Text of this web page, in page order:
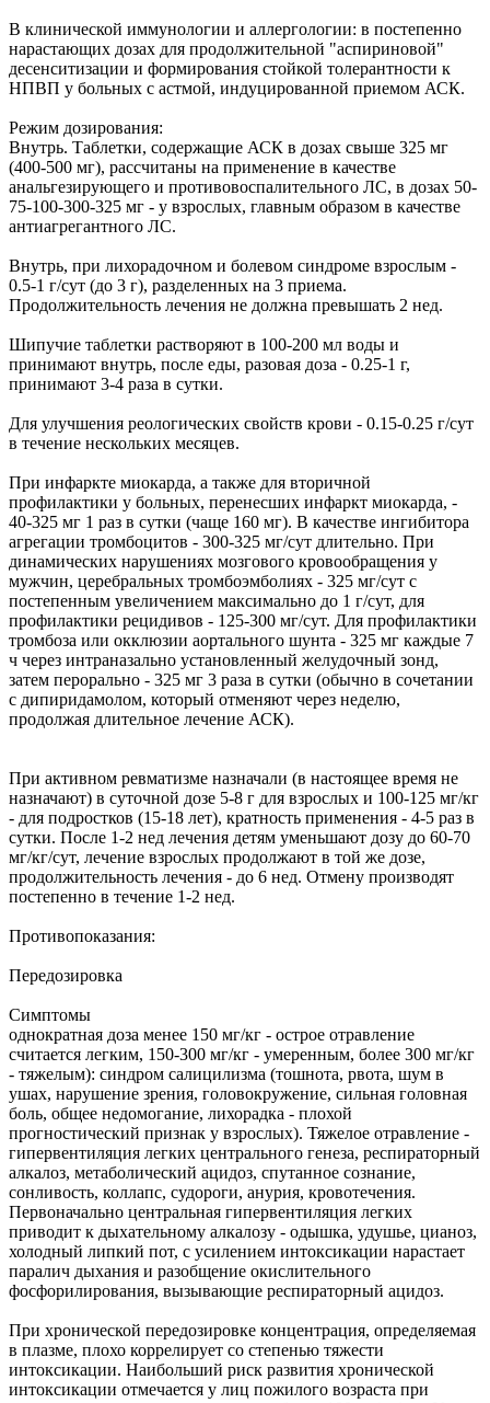
В клинической иммунологии и аллергологии: в постепенно
нарастающих дозах для продолжительной "аспириновой"
десенситизации и формирования стойкой толерантности к
НПВП у больных с астмой, индуцированной приемом АСК.
Режим дозирования:
Внутрь. Таблетки, содержащие АСК в дозах свыше 325 мг
(400-500 мг), рассчитаны на применение в качестве
анальгезирующего и противовоспалительного ЛС, в дозах 50-
75-100-300-325 мг - у взрослых, главным образом в качестве
антиагрегантного ЛС.
Внутрь, при лихорадочном и болевом синдроме взрослым -
0.5-1 г/сут (до 3 г), разделенных на 3 приема.
Продолжительность лечения не должна превышать 2 нед.
Шипучие таблетки растворяют в 100-200 мл воды и
принимают внутрь, после еды, разовая доза - 0.25-1 г,
принимают 3-4 раза в сутки.
Для улучшения реологических свойств крови - 0.15-0.25 г/сут
в течение нескольких месяцев.
При инфаркте миокарда, а также для вторичной
профилактики у больных, перенесших инфаркт миокарда, -
40-325 мг 1 раз в сутки (чаще 160 мг). В качестве ингибитора
агрегации тромбоцитов - 300-325 мг/сут длительно. При
динамических нарушениях мозгового кровообращения у
мужчин, церебральных тромбоэмболиях - 325 мг/сут с
постепенным увеличением максимально до 1 г/сут, для
профилактики рецидивов - 125-300 мг/сут. Для профилактики
тромбоза или окклюзии аортального шунта - 325 мг каждые 7
ч через интраназально установленный желудочный зонд,
затем перорально - 325 мг 3 раза в сутки (обычно в сочетании
с дипиридамолом, который отменяют через неделю,
продолжая длительное лечение АСК).
При активном ревматизме назначали (в настоящее время не
назначают) в суточной дозе 5-8 г для взрослых и 100-125 мг/кг
- для подростков (15-18 лет), кратность применения - 4-5 раз в
сутки. После 1-2 нед лечения детям уменьшают дозу до 60-70
мг/кг/сут, лечение взрослых продолжают в той же дозе,
продолжительность лечения - до 6 нед. Отмену производят
постепенно в течение 1-2 нед.
Противопоказания:
Передозировка
Симптомы
однократная доза менее 150 мг/кг - острое отравление
считается легким, 150-300 мг/кг - умеренным, более 300 мг/кг
- тяжелым): синдром салицилизма (тошнота, рвота, шум в
ушах, нарушение зрения, головокружение, сильная головная
боль, общее недомогание, лихорадка - плохой
прогностический признак у взрослых). Тяжелое отравление -
гипервентиляция легких центрального генеза, респираторный
алкалоз, метаболический ацидоз, спутанное сознание,
сонливость, коллапс, судороги, анурия, кровотечения.
Первоначально центральная гипервентиляция легких
приводит к дыхательному алкалозу - одышка, удушье, цианоз,
холодный липкий пот, с усилением интоксикации нарастает
паралич дыхания и разобщение окислительного
фосфорилирования, вызывающие респираторный ацидоз.
При хронической передозировке концентрация, определяемая
в плазме, плохо коррелирует со степенью тяжести
интоксикации. Наибольший риск развития хронической
интоксикации отмечается у лиц пожилого возраста при